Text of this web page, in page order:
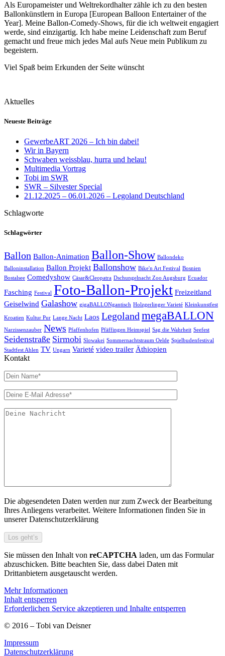
Als Europameister und Weltrekordhalter zähle ich zu den besten
Ballonkünstlern in Europa [European Balloon Entertainer of the
Year]. Meine Ballon-Comedy-Shows, für die ich weltweit engagiert
werde, sind einzigartig. Ich habe meine Leidenschaft zum Beruf
gemacht und freue mich jedes Mal aufs Neue mein Publikum zu
begeistern.
Viel Spaß beim Erkunden der Seite wünscht
Aktuelles
Neueste Beiträge
GewerbeART 2026 – Ich bin dabei!
Wir in Bayern
Schwaben weissblau, hurra und helau!
Multimedia Vortrag
Tobi im SWR
SWR – Silvester Special
21.12.2025 – 06.01.2026 – Legoland Deutschland
Schlagworte
Schlagwörter
Ballon Ballon-Animation Ballon-Show Ballondeko
Balloninstallation Ballon Projekt Ballonshow Bike'n Art Festival Bosnien
Bostalsee Comedyshow Cäsar&Cleopatra Dschungelnacht Zoo Augsburg Ecuador
Fasching Festival Foto-Ballon-Projekt Freizeitland
Geiselwind Galashow gigaBALLONgantisch Holzgerlinger Varieté Kleinkunstfest
Kroatien Kultur Pur Lange Nacht Laos Legoland megaBALLON
Narzissenzauber News Pfaffenhofen Pfäffingen Heimspiel Sag die Wahrheit Seefest
Seidenstraße Sirmobi Slowakei Sommernachtstraum Oelde Spielbudenfestival
Stadtfest Ahlen TV Ungarn Varieté video trailer Äthiopien
Kontakt
Die abgesendeten Daten werden nur zum Zweck der Bearbeitung
Ihres Anliegens verarbeitet. Weitere Informationen finden Sie in
unserer Datenschutzerklärung
Sie müssen den Inhalt von reCAPTCHA laden, um das Formular
abzuschicken. Bitte beachten Sie, dass dabei Daten mit
Drittanbietern ausgetauscht werden.
Mehr Informationen
Inhalt entsperren
Erforderlichen Service akzeptieren und Inhalte entsperren
© 2016 – Tobi van Deisner
Impressum
Datenschutzerklärung